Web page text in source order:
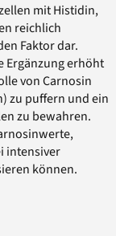
mit Histidin,
reichlich
Faktor dar.
Ergänzung erhöht
von Carnosin
zu puffern und ein
zu bewahren.
intensiver
können.